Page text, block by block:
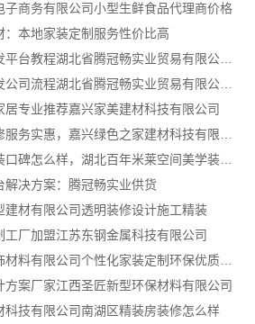
子商务有限公司小型生鲜食品代理商价格
：本地家装定制服务性价比高
大型轮胎批发平台教程湖北省腾冠畅实业贸易有限公司采购指南
国内轮胎批发公司流程湖北省腾冠畅实业贸易有限公司规范交易
居专业推荐嘉兴家美建材科技有限公司
武汉高端家装口碑怎么样，湖北百年米莱空间美学装饰材料有限公司实力说话
解决方案：腾冠畅实业供货
建材有限公司透明装修设计施工精装
工厂加盟江苏东钢金属科技有限公司
绍兴卓鑫装饰材料有限公司个性化家装定制环保优质材料
方案厂家江西圣匠新型环保材料有限公司
科技有限公司南湖区精装房装修怎么样